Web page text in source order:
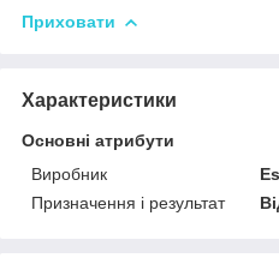
Приховати
Характеристики
Основні атрибути
Виробник
Призначення і результат